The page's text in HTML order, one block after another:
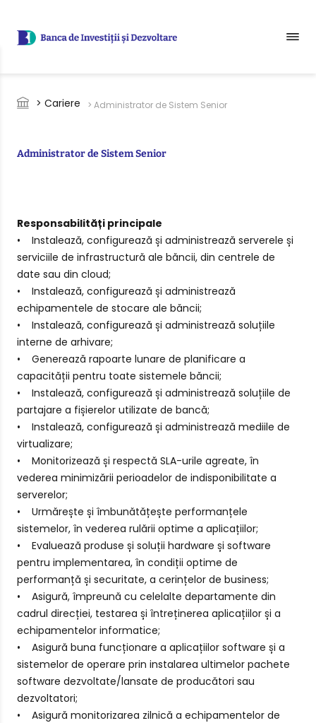
Breadcrumb
> Cariere > Administrator de Sistem Senior
Administrator de Sistem Senior
Responsabilități principale
• Instalează, configurează și administrează serverele și
serviciile de infrastructură ale băncii, din centrele de
date sau din cloud;
• Instalează, configurează și administrează
echipamentele de stocare ale băncii;
• Instalează, configurează și administrează soluțiile
interne de arhivare;
• Generează rapoarte lunare de planificare a
capacității pentru toate sistemele băncii;
• Instalează, configurează și administrează soluțiile de
partajare a fișierelor utilizate de bancă;
• Instalează, configurează și administrează mediile de
virtualizare;
• Monitorizează și respectă SLA-urile agreate, în
vederea minimizării perioadelor de indisponibilitate a
serverelor;
• Urmărește și îmbunătățește performanțele
sistemelor, în vederea rulării optime a aplicațiilor;
• Evaluează produse și soluții hardware și software
pentru implementarea, în condiții optime de
performanță și securitate, a cerințelor de business;
• Asigură, împreună cu celelalte departamente din
cadrul direcției, testarea și întreținerea aplicațiilor și a
echipamentelor informatice;
• Asigură buna funcționare a aplicațiilor software și a
sistemelor de operare prin instalarea ultimelor pachete
software dezvoltate/lansate de producători sau
dezvoltatori;
• Asigură monitorizarea zilnică a echipamentelor de